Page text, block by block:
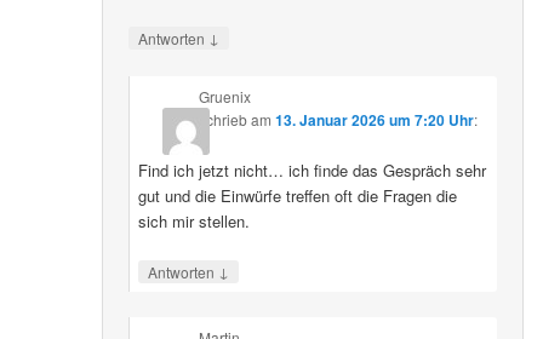
Antworten ↓
Gruenix
schriebam 13. Januar 2026 um 7:20 Uhr:
Find ich jetzt nicht… ich finde das Gespräch sehr
gut und die Einwürfe treffen oft die Fragen die
sich mir stellen.
Antworten ↓